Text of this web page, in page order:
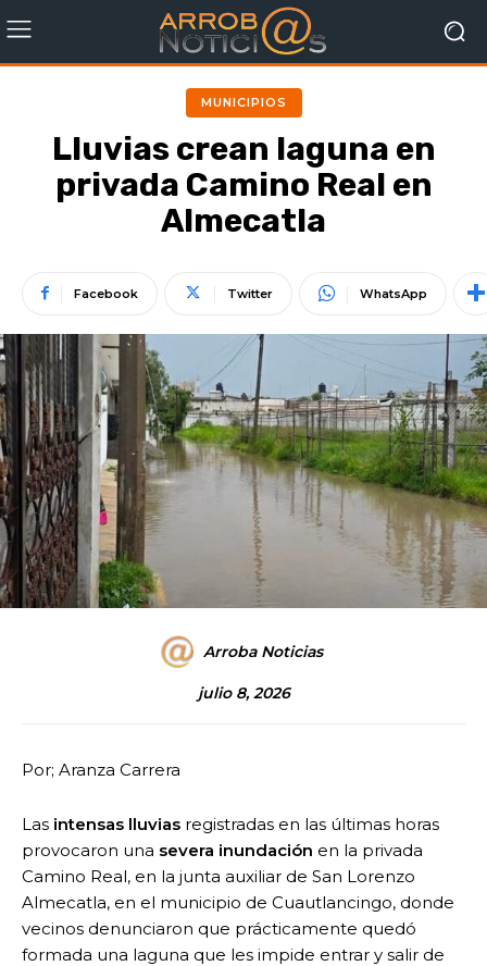
MUNICIPIOS
Lluvias crean laguna en
privada Camino Real en
Almecatla
Facebook Twitter WhatsApp
Arroba Noticias
julio 8, 2026
Por; Aranza Carrera
Las intensas lluvias registradas en las últimas horas
provocaron una severa inundación en la privada
Camino Real, en la junta auxiliar de San Lorenzo
Almecatla, en el municipio de Cuautlancingo, donde
vecinos denunciaron que prácticamente quedó
formada una laguna que les impide entrar y salir de